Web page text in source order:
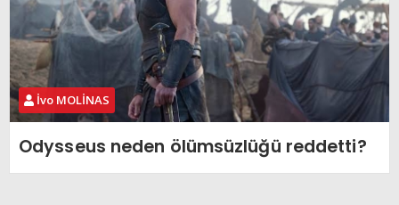
İvo MOLİNAS
Odysseus neden ölümsüzlüğü reddetti?